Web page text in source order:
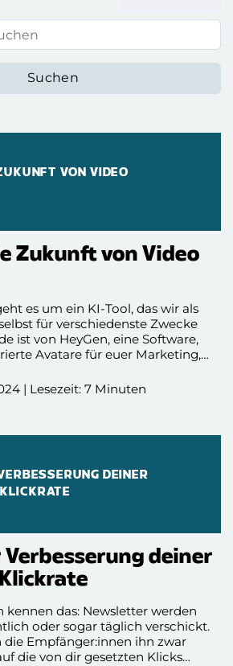
Blogartikel suchen:
VON VIDEO
Zukunft von Video
es um ein KI-Tool, das wir als
für verschiedenste Zwecke
ist von HeyGen, eine Software,
Avatare für euer Marketing,
zeigen wir euch jetzt!
| Lesezeit: 7 Minuten
DEINER
Verbesserung deiner
kennen das: Newsletter werden
oder sogar täglich verschickt.
die Empfänger:innen ihn zwar
die von dir gesetzten Klicks